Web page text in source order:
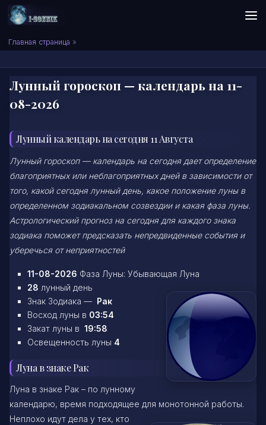
Skip to content
Сонник I-SONNIK.COM
Главная страница »
Лунный гороскоп — календарь на 11-
08-2026
Лунный календарь на сегодня 11 Августа
Лунный гороскоп — календарь на сегодня дает определение
благоприятных или неблагоприятных дней в зависимости от
того, какой сегодня лунный день, какое положение луны в
определенном зодиакальном созвездии и какая фаза луны.
Астрологический прогноз на сегодня для каждого знака
зодиака поможет предсказать непредвиденные события и
уберечься от неприятностей
11-08-2026 Фаза Луны: Убывающая Луна
28 лунный день
Знак Зодиака — Рак
Восход луны в 03:54
Закат луны в 19:58
Освещенность луны 4
Луна в знаке Рак
Луна в знаке Рак – по лунному
календарю, время подходящее для монотонной работы.
Неплохо идут дела у тех, кто